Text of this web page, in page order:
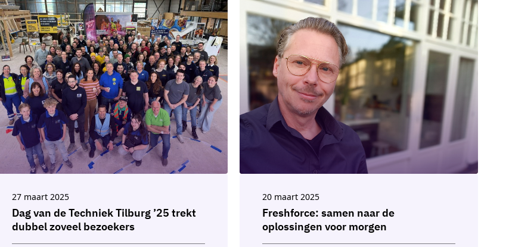
Dag van de Techniek Tilburg ’25 trekt
dubbel zoveel bezoekers
27 maart 2025
Freshforce: samen naar de
oplossingen voor morgen
20 maart 2025